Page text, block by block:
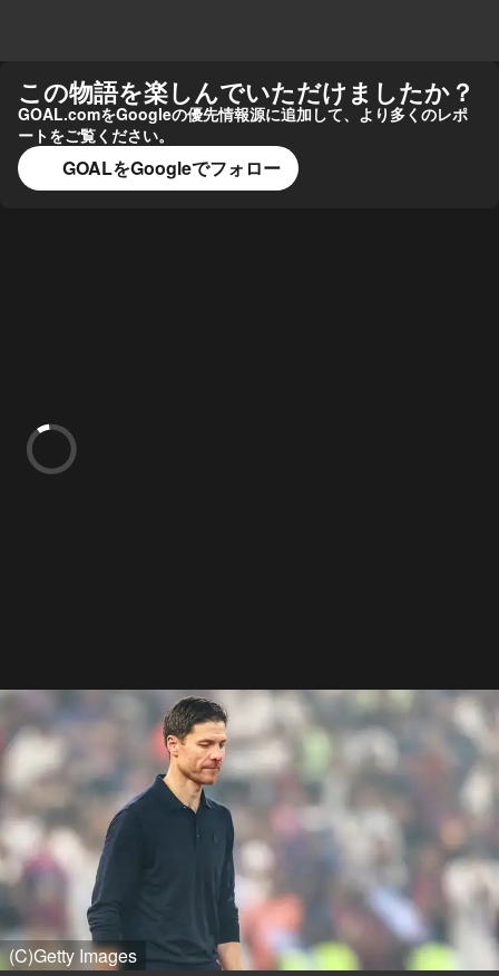
この物語を楽しんでいただけましたか？
GOAL.comをGoogleの優先情報源に追加して、より多くのレポ
ートをご覧ください。
GOALをGoogleでフォロー
(C)Getty Images